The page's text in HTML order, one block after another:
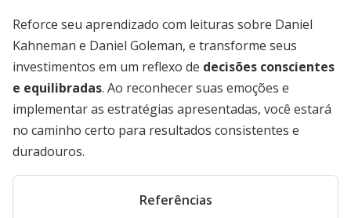
Reforce seu aprendizado com leituras sobre Daniel
Kahneman e Daniel Goleman, e transforme seus
investimentos em um reflexo de decisões conscientes
e equilibradas. Ao reconhecer suas emoções e
implementar as estratégias apresentadas, você estará
no caminho certo para resultados consistentes e
duradouros.
Referências